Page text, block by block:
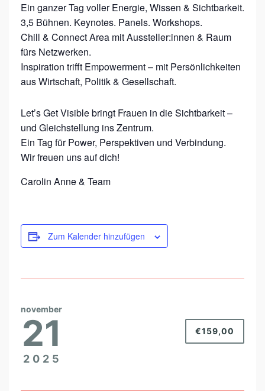
Ein ganzer Tag voller Energie, Wissen & Sichtbarkeit.
3,5 Bühnen. Keynotes. Panels. Workshops.
Chill & Connect Area mit Aussteller:innen & Raum
fürs Netzwerken.
Inspiration trifft Empowerment – mit Persönlichkeiten
aus Wirtschaft, Politik & Gesellschaft.
Let’s Get Visible bringt Frauen in die Sichtbarkeit –
und Gleichstellung ins Zentrum.
Ein Tag für Power, Perspektiven und Verbindung.
Wir freuen uns auf dich!
Carolin Anne & Team
Zum Kalender hinzufügen
november
21
2025
€159,00